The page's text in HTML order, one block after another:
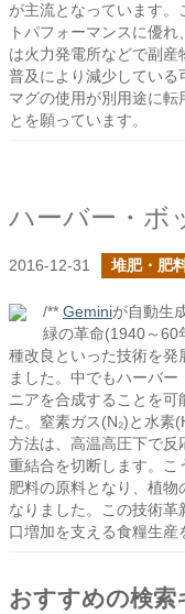
が主流となっています
トパフォーマンスに優
は火力発電所などで副
普及により減少している
マグの使用が別用途に転
とを願っています。
ハーバー・ボ
2016-12-31 堆肥・肥
/** Geminiが自動生
緑の革命(1940～60
種改良といった技術を発
ました。中でもハーバ
ニアを合成することを
た。窒素ガス(N₂)と水素
方法は、高温高圧下で反
重結合を切断します。
肥料の原料となり、植
なりました。この技術革
口増加を支える食糧生産
おすすめの検索